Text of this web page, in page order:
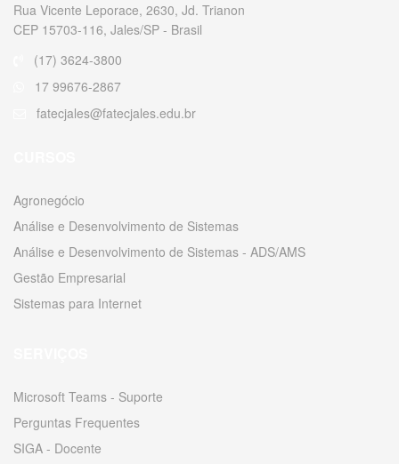
Rua Vicente Leporace, 2630, Jd. Trianon
CEP 15703-116, Jales/SP - Brasil
(17) 3624-3800
17 99676-2867
fatecjales@fatecjales.edu.br
Agronegócio
Análise e Desenvolvimento de Sistemas
Análise e Desenvolvimento de Sistemas - ADS/AMS
Gestão Empresarial
Sistemas para Internet
Microsoft Teams - Suporte
Perguntas Frequentes
SIGA - Docente